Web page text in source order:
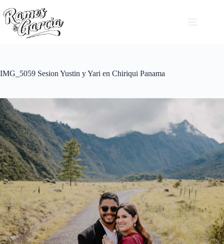
IMG_5059 Sesion Yustin y Yari en Chiriqui Panama